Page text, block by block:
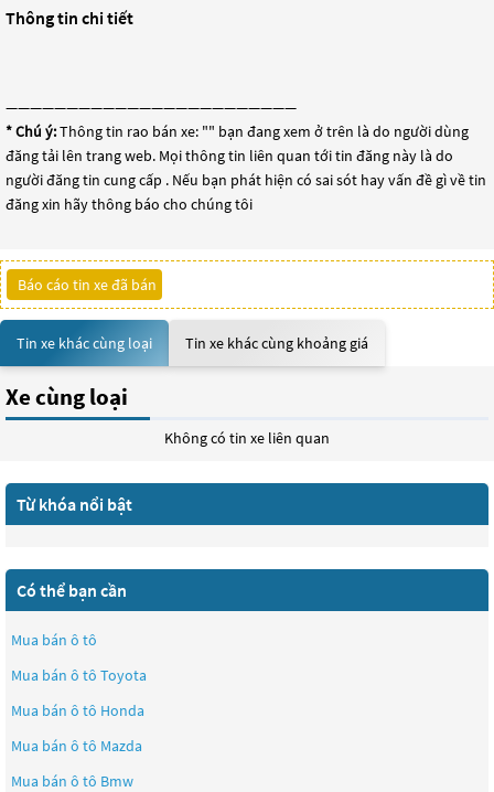
Thông tin chi tiết
————————————————————————
* Chú ý:Thông tin rao bán xe: "" bạn đang xem ở trên là do người dùng
đăng tải lên trang web. Mọi thông tin liên quan tới tin đăng này là do
người đăng tin cung cấp . Nếu bạn phát hiện có sai sót hay vấn đề gì về tin
đăng xin hãy thông báo cho chúng tôi
Báo cáo tin xe đã bán
Tin xe khác cùng loại Tin xe khác cùng khoảng giá
Xe cùng loại
Không có tin xe liên quan
Từ khóa nổi bật
Có thể bạn cần
Mua bán ô tô
Mua bán ô tô Toyota
Mua bán ô tô Honda
Mua bán ô tô Mazda
Mua bán ô tô Bmw